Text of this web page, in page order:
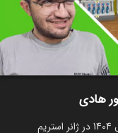
هادی
استریم شبیه‌ساز سوپرمارکت - سناتور هادی در سال 1404 در ژانر استریم